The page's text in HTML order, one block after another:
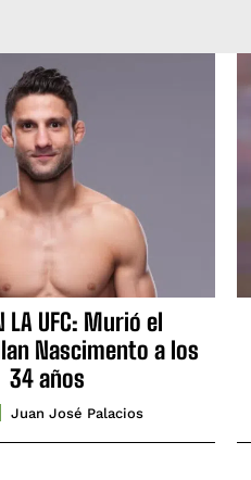
LA UFC: Murió el
Nascimento a los
34 años
Juan José Palacios